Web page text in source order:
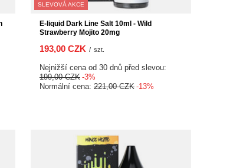
SLEVOVÁ AKCE
E-liquid Dark Line Salt 10ml - Wild
Strawberry Mojito 20mg
193,00 CZK / szt.
Nejnižší cena od 30 dnů před slevou:
199,00 CZK -3%
Normální cena: 221,00 CZK -13%